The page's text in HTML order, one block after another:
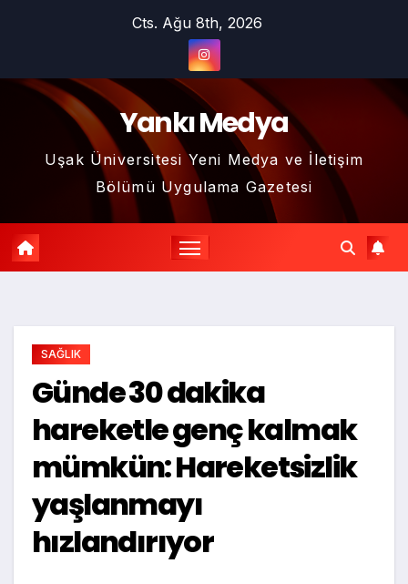
Cts. Ağu 8th, 2026
Yankı Medya
Uşak Üniversitesi Yeni Medya ve İletişim
Bölümü Uygulama Gazetesi
SAĞLIK
Günde 30 dakika
hareketle genç kalmak
mümkün: Hareketsizlik
yaşlanmayı
hızlandırıyor